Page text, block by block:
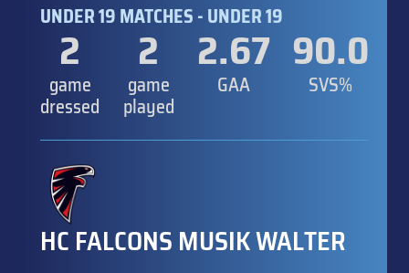
UNDER 19 MATCHES - UNDER 19
2
game
dressed
2
game
played
2.67
GAA
90.0
SVS%
HC FALCONS MUSIK WALTER